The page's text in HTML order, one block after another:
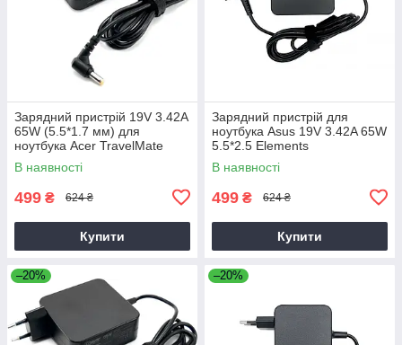
Зарядний пристрій 19V 3.42A
65W (5.5*1.7 мм) для
ноутбука Acer TravelMate
P2510-G2-M
В наявності
499 ₴ 624 ₴
Купити
Зарядний пристрій для
ноутбука Asus 19V 3.42A 65W
5.5*2.5 Elements
В наявності
499 ₴ 624 ₴
Купити
–20% –20%